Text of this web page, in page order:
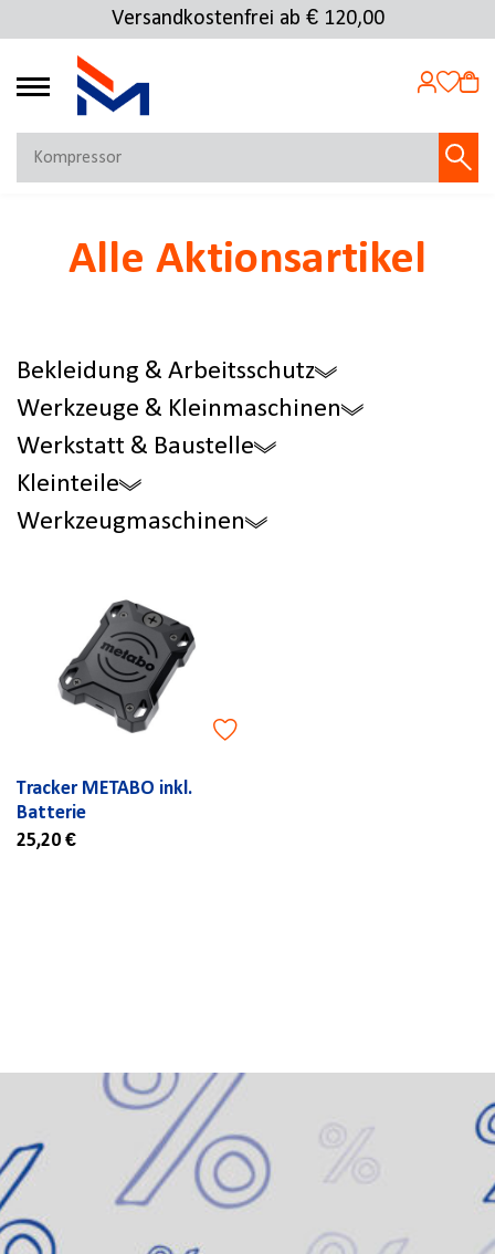
Versandkostenfrei ab € 120,00
Kostenlose Rücksendung
4.69
Jetzt anmelden
Alle Aktionsartikel
Bekleidung & Arbeitsschutz
Werkzeuge & Kleinmaschinen
Werkstatt & Baustelle
Kleinteile
Werkzeugmaschinen
Tracker METABO inkl.
Batterie
25,20 €